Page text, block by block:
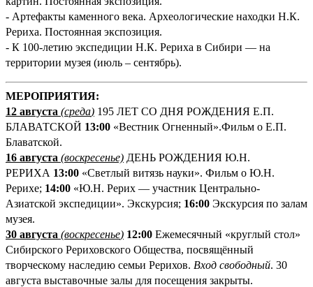
- Артефакты каменного века. Археологические находки Н.К.
Рериха. Постоянная экспозиция.
- К 100-летию экспедиции Н.К. Рериха в Сибири — на
территории музея (июль – сентябрь).
МЕРОПРИЯТИЯ:
12 августа (среда) 195 ЛЕТ СО ДНЯ РОЖДЕНИЯ Е.П.
БЛАВАТСКОЙ 13:00 «Вестник Огненный».Фильм о Е.П.
Блаватской.
16 августа (воскресенье) ДЕНЬ РОЖДЕНИЯ Ю.Н.
РЕРИХА 13:00 «Светлый витязь науки». Фильм о Ю.Н.
Рерихе; 14:00 «Ю.Н. Рерих — участник Центрально-
Азиатской экспедиции». Экскурсия; 16:00 Экскурсия по залам
музея.
30 августа (воскресенье) 12:00 Ежемесячный «круглый стол»
Сибирского Рериховского Общества, посвящённый
творческому наследию семьи Рерихов. Вход свободный. 30
августа выставочные залы для посещения закрыты.